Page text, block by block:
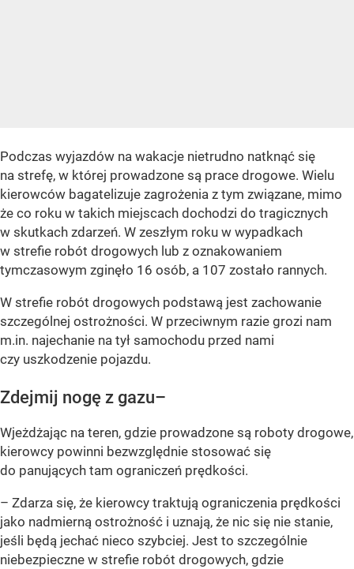
Podczas wyjazdów na wakacje nietrudno natknąć się
na strefę, w której prowadzone są prace drogowe. Wielu
kierowców bagatelizuje zagrożenia z tym związane, mimo
że co roku w takich miejscach dochodzi do tragicznych
w skutkach zdarzeń. W zeszłym roku w wypadkach
w strefie robót drogowych lub z oznakowaniem
tymczasowym zginęło 16 osób, a 107 zostało rannych.
W strefie robót drogowych podstawą jest zachowanie
szczególnej ostrożności. W przeciwnym razie grozi nam
m.in. najechanie na tył samochodu przed nami
czy uszkodzenie pojazdu.
Zdejmij nogę z gazu–
Wjeżdżając na teren, gdzie prowadzone są roboty drogowe,
kierowcy powinni bezwzględnie stosować się
do panujących tam ograniczeń prędkości.
– Zdarza się, że kierowcy traktują ograniczenia prędkości
jako nadmierną ostrożność i uznają, że nic się nie stanie,
jeśli będą jechać nieco szybciej. Jest to szczególnie
niebezpieczne w strefie robót drogowych, gdzie